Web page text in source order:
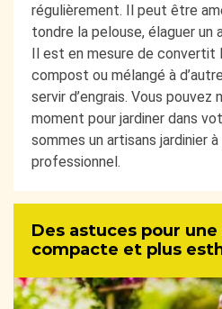
régulièrement. Il peut être
tondre la pelouse, élaguer un
Il est en mesure de convertit
compost ou mélangé à
servir d’engrais. Vous pouvez
moment pour jardiner dans
sommes un artisans jardinier
professionnel.
Des astuces pour
compacte et plus